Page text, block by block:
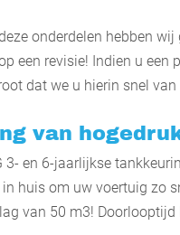
onderdelen hebben
een revisie! Indien u een
dat we u hierin snel
van
3- en 6-jaarlijkse
huis om uw voertuig zo
van 50 m3!